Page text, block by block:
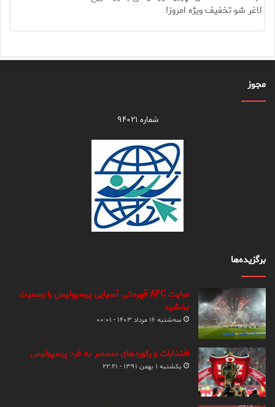
لاغر شو تخفیف ویژه امروز!
مجوز
شماره ۹۴۰۲۱
برگزیده‌ها
سایت AFC قهرمانی آسیایی پرسپولیس را رسمیت
بخشید
سه‌شنبه ۱۶ مرداد ۱۴۰۳ - ۰۰:۰۱
افتخارات و رکوردهای منحصر به فرد پرسپولیس
یکشنبه ۱ بهمن ۱۳۹۱ - ۲۲:۴۱